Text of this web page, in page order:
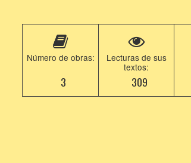
Número de obras:
3
Lecturas de sus
textos:
309